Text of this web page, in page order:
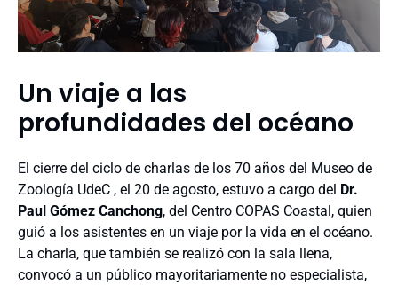
Un viaje a las
profundidades del océano
El cierre del ciclo de charlas de los 70 años del Museo de
Zoología UdeC , el 20 de agosto, estuvo a cargo del Dr.
Paul Gómez Canchong, del Centro COPAS Coastal, quien
guió a los asistentes en un viaje por la vida en el océano.
La charla, que también se realizó con la sala llena,
convocó a un público mayoritariamente no especialista,